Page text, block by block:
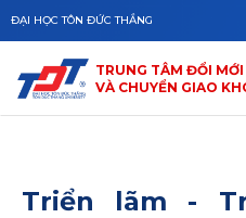
Skip to main content
ĐẠI HỌC TÔN ĐỨC THẮNG
TRUNG TÂM ĐỔI MỚI
VÀ CHUYỂN GIAO
Triển lãm -